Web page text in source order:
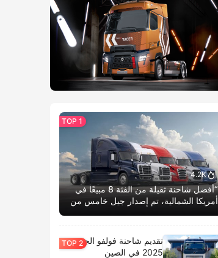
4.2K
“أفضل شاحنة ثقيلة من الفئة 8 مبيعًا في
أمريكا الشمالية، تم إصدار جيل خامس من
تقديم شاحنة فولفو الجديدة
2025 في الصين